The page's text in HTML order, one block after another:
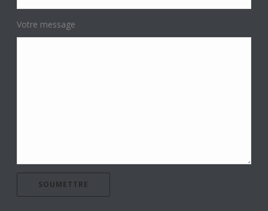
Votre message